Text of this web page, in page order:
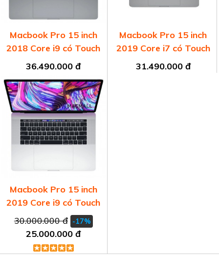
Macbook Pro 15 inch
2018 Core i9 có Touch
Bar
36.490.000 đ
Macbook Pro 15 inch
2019 Core i7 có Touch
Bar
31.490.000 đ
Macbook Pro 15 inch
2019 Core i9 có Touch
Bar
30.000.000 đ -17%
25.000.000 đ